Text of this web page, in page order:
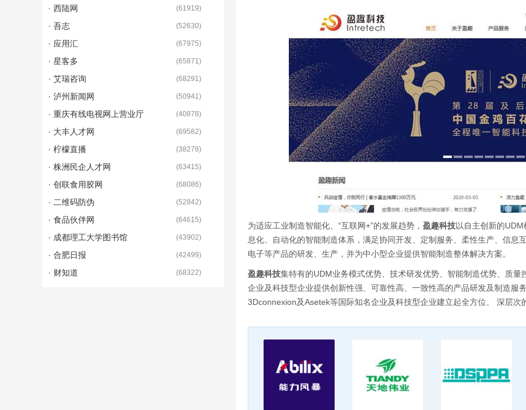
为适应工业制造智能化、“互联网+”的发展趋势， 盈趣科技以自主创新的
息化、自动化的智能制造体系，满足协同开发、定制服务、柔性生产、信息
电子等产品的研发、生产，并为中小型企业提供智能制造整体解决方案。
盈趣科技集特有的UDM业务模式优势、技术研发优势、智能制造优势、质
企业及科技型企业提供创新性强、可靠性高、一致性高的产品研发及制造服
3Dconnexion及Asetek等国际知名企业及科技型企业建立起全方位、 深层次
· 西陆网 (61919)
· 吾志 (52630)
· 应用汇 (67975)
· 星客多 (65871)
· 艾瑞咨询 (68291)
· 泸州新闻网 (50941)
· 重庆有线电视网上营业厅 (40878)
· 大丰人才网 (69582)
· 柠檬直播 (38278)
· 株洲民企人才网 (63415)
· 创联食用胶网 (68086)
· 二维码防伪 (52842)
· 食品伙伴网 (64615)
· 成都理工大学图书馆 (43902)
· 合肥日报 (42499)
· 财知道 (68322)